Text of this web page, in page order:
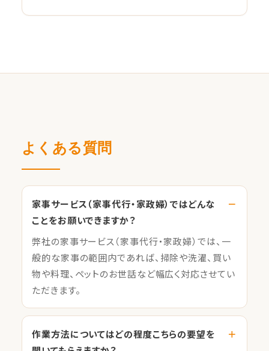
よくある質問
家事サービス（家事代行・家政婦）ではどんな
ことをお願いできますか？
弊社の家事サービス（家事代行・家政婦）では、一
般的な家事の範囲内であれば、掃除や洗濯、買い
物や料理、ペットのお世話など幅広く対応させてい
ただきます。
作業方法についてはどの程度こちらの要望を